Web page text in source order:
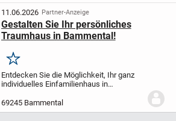
und 4 Zimmern,...
11.06.2026 Partner-Anzeige
Gestalten Sie Ihr persönliches
Traumhaus in Bammental!
Merken
Entdecken Sie die Möglichkeit, Ihr ganz
individuelles Einfamilienhaus in
auf Ihren Wünschen und Vorstellungen
basiert. Dieses projektiertes Zuhause
69245 Bammental